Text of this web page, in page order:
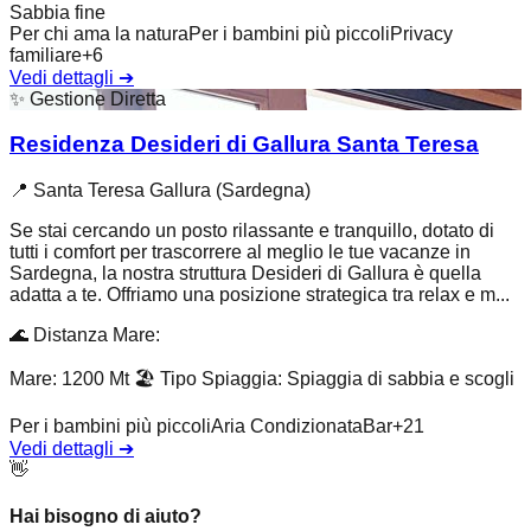
Sabbia fine
Per chi ama la naturaPer i bambini più piccoliPrivacy
familiare+6
Vedi dettagli ➔
✨ Gestione Diretta
Residenza Desideri di Gallura Santa Teresa
📍 Santa Teresa Gallura (Sardegna)
Se stai cercando un posto rilassante e tranquillo, dotato di
tutti i comfort per trascorrere al meglio le tue vacanze in
Sardegna, la nostra struttura Desideri di Gallura è quella
adatta a te. Offriamo una posizione strategica tra relax e m...
🌊 Distanza Mare:
Mare: 1200 Mt 🏖️ Tipo Spiaggia: Spiaggia di sabbia e scogli
Per i bambini più piccoliAria CondizionataBar+21
Vedi dettagli ➔
👋
Hai bisogno di aiuto?